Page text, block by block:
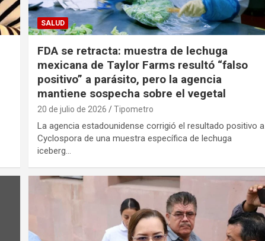
SALUD
FDA se retracta: muestra de lechuga
mexicana de Taylor Farms resultó “falso
positivo” a parásito, pero la agencia
mantiene sospecha sobre el vegetal
20 de julio de 2026 Tipometro
La agencia estadounidense corrigió el resultado positivo a
Cyclospora de una muestra específica de lechuga
iceberg…